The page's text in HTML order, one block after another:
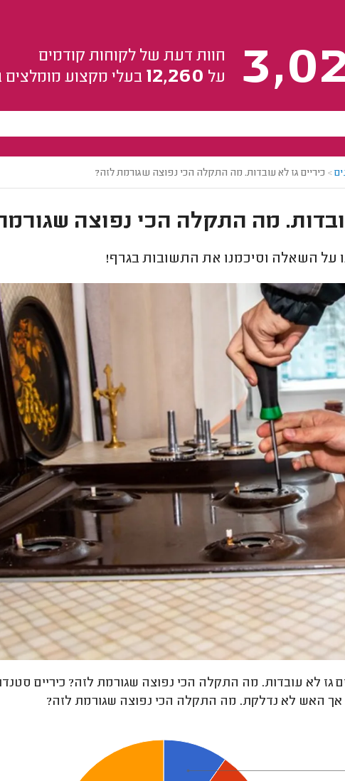
חוות דעת של לקוחות קודמים
על 12,260 בעלי מקצוע מומלצים
> כיריים גז לא עובדות. מה התקלה הכי נפוצה שגורמת לזה?
מה התקלה הכי נפוצה
על השאלה וסיכמנו את התשובות בגרף!
גז לא עובדות. מה התקלה הכי נפוצה שגורמת לזה? כיריים
האש לא נדלקת. מה התקלה הכי נפוצה שגורמת לזה?